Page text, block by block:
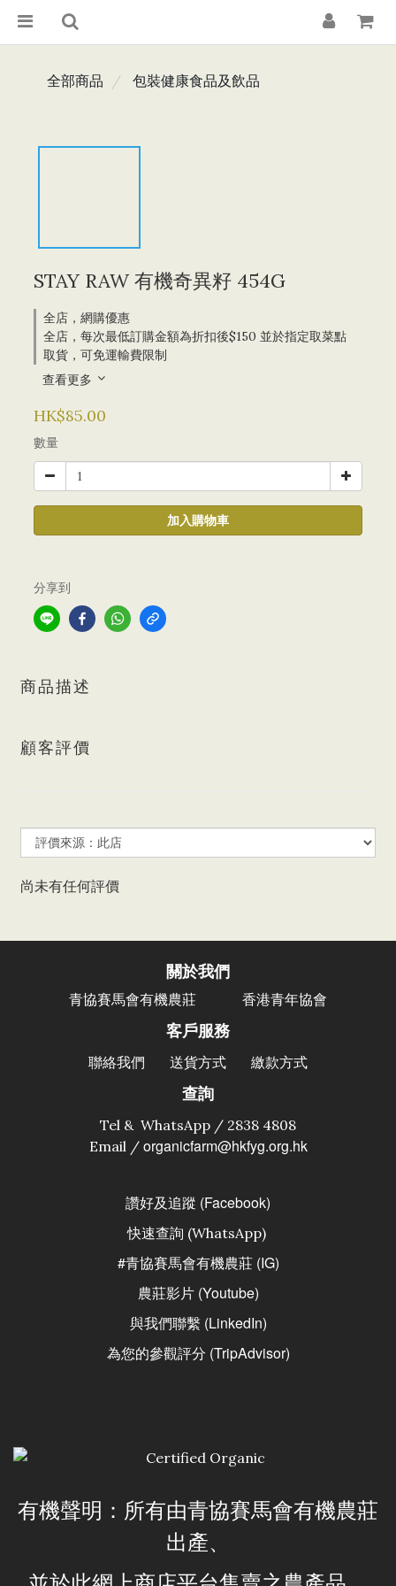
全部商品 包裝健康食品及飲品
STAY RAW 有機奇異籽 454G
全店，網購優惠
全店，每次最低訂購金額為折扣後$150 並於指定取菜點
取貨，可免運輸費限制
查看更多
HK$85.00
數量
加入購物車
分享到
商品描述
顧客評價
尚未有任何評價
關於我們
青協賽馬會有機農莊
香港青年協會
客戶服務
聯絡我們 送貨方式 繳款方式
查詢
Tel & WhatsApp / 2838 4808
Email / organicfarm@hkfyg.org.hk
讚好及追蹤 (Facebook)
快速查詢 (WhatsApp)
#青協賽馬會有機農莊 (IG)
農莊影片 (Youtube)
與我們聯繫 (LinkedIn)
為您的參觀評分 (TripAdvisor)
有機聲明：所有由青協賽馬會有機農莊
出產、